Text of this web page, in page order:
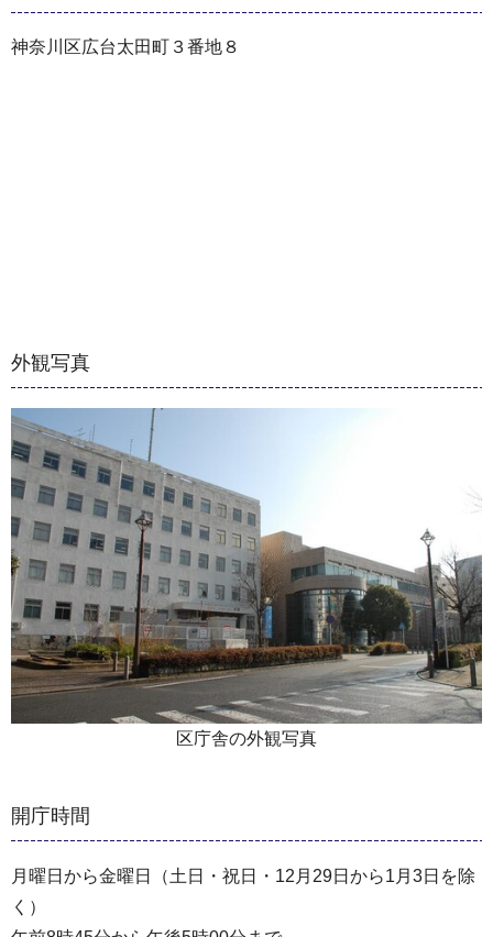
神奈川区広台太田町３番地８
外観写真
区庁舎の外観写真
開庁時間
月曜日から金曜日（土日・祝日・12月29日から1月3日を除
く）